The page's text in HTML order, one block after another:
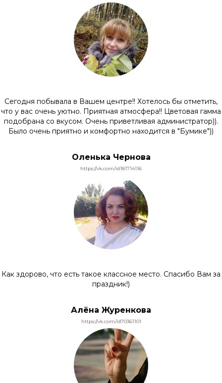
Сегодня побывала в Вашем центре!! Хотелось бы отметить,
что у вас очень уютно. Приятная атмосфера!! Цветовая гамма
подобрана со вкусом. Очень приветливая администратор)).
Было очень приятно и комфортно находится в "Бумике"))
Оленька Чернова
https://vk.com/id181714116
Как здорово, что есть такое классное место. Спасибо Вам за
праздник!)
Алёна Журенкова
https://vk.com/id70361101
Дизайн и разработка — студия Арбуз
Согласие на обработку персональных данных
Политика конфиденциальности